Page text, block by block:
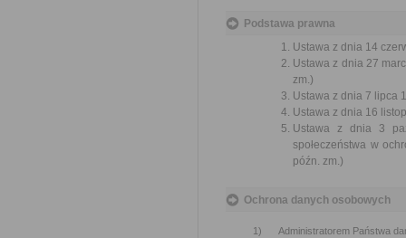
Podstawa prawna
Ustawa z dnia 14
Ustawa z dnia 27
zm.)
Ustawa z dnia 7 lipca
Ustawa z dnia 16
Ustawa z dnia 3
społeczeństwa w
późn. zm.)
Ochrona danych osobowych
1) Administratorem Państwa